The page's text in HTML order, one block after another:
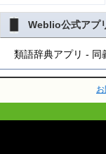
Weblio公式アプ
類語辞典アプリ - 同